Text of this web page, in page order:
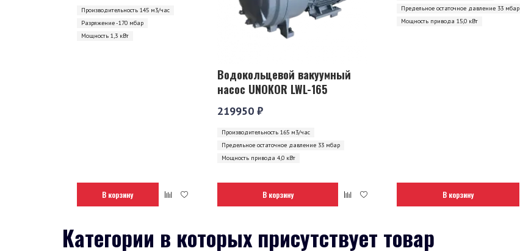
Производительность 145 м3/час
Разряжение -170 мбар
Мощность 1,3 кВт
В корзину
Водокольцевой вакуумный
насос UNOKOR LWL-165
219950 ₽
Производительность 165 м3/час
Предельное остаточное давление 33 мбар
Мощность привода 4,0 кВт
В корзину
Предельное остаточное давление 33 мбар
Мощность привода 15,0 кВт
В корзину
Категории в которых присутствует товар